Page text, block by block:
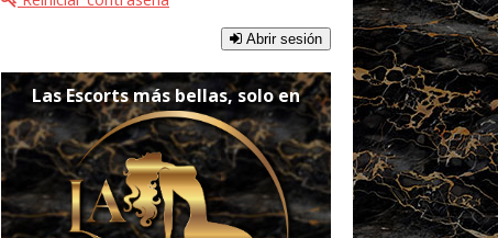
Abrir sesión
Las Escorts más bellas, solo en